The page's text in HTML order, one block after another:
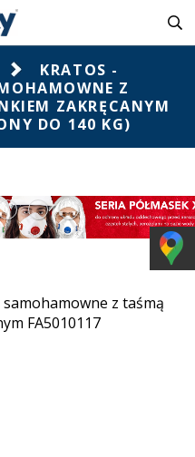
KRATOS -
Z
ZAKRĘCANYM
DO 140 KG)